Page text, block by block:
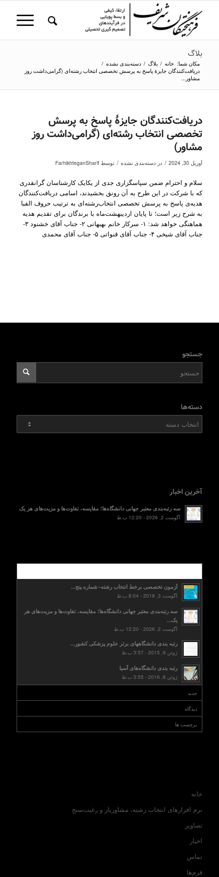
بلاگ
مکان شما: خانه / بلاگ / دسته‌بندی نشده /
دریافت‌کنندگان جایزۀ پاسخ به پرسش‌ تخصصی انتخاب رشته‌ای (گرامی‌داشت روز
مشاور...
دریافت‌کنندگان جایزۀ پاسخ به پرسش‌
تخصصی انتخاب رشته‌ای (گرامی‌داشت روز
مشاور)
آوریل 30, 2024 / در دسته‌بندی نشده / توسط FarhikhteganSharif
سلام و احترام ضمن سپاسگزاری جدی از یکایک کارشناسان گرانقدری
که با شرکت در این طرح به آن رونق بخشیدند، اسامی دریافت‌کنندگان
هدیه‌ی پاسخ به پرسش‌ تخصصی انتخاب‌رشته‌ای به ترتیب حروف الفبا
به شرح زیر است؛ تا پایان اردیبهشت‌ماه با برندگان برای تقدیم هدیه
هماهنگی خواهد شد: ۱- سرکار خانم بهبهانی ۲- جناب آقای خشنود ۳-
جناب آقای شیخی ۴- جناب آقای قنواتی ۵- جناب آقای محمدی
جستجو
دسته‌ها
آخرین اخبار
سه رتبه‌بندی معتبر جهانی دانشگاه‌ها؛ مقایسه، تفاوت‌ها و مزیت‌های هر یک
آگوست 2, 2026 - 12:20 ب.ظ
آزمون تخصصی برخط انتخاب رشته- شماره پنج...
آگوست 3, 2018 - 8:04 ب.ظ
سه رتبه‌بندی معتبر جهانی دانشگاه‌ها؛ مقایسه، تفاوت‌ها و مزیت‌های هر
یک...
آگوست 2, 2026 - 12:20 ب.ظ
رتبه بندی دانشگاههای برتر علوم پزشکی کشور...
ژوئن 9, 2015 - 3:57 ب.ظ
رتبه بندی دانشگاه‌های آسیا
ژوئن 8, 2016 - 3:55 ب.ظ
جدید
دیدگاه
برچسب ها
خانه
نرم افزارهای انتخاب رشته، مشاوریار و رغبت‌سنج
تصاویر
اخبار
تماس
فرم‌ها